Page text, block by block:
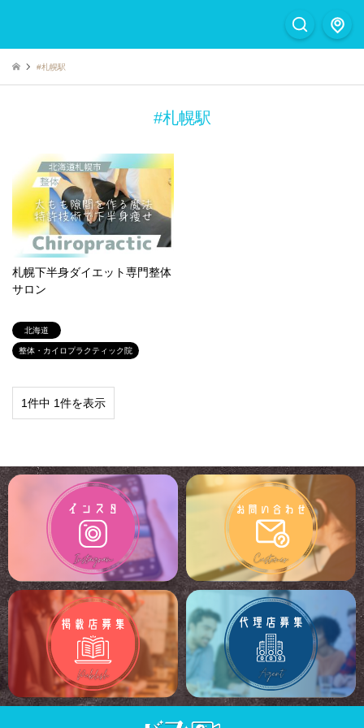
#札幌駅
#札幌駅
札幌下半身ダイエット専門整体
サロン
北海道
整体・カイロプラクティック院
1件中 1件を表示